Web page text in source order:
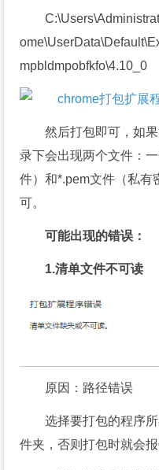
mpbldmpobfkfo\4.10_0
然后打包即可，如
录下会出现两个文件：
件）和*.pem文件（私有
可。
可能出现的错误：
1.清单文件不可读
原因：路径错误
选择要打包的程序
件夹，否则打包时就会报